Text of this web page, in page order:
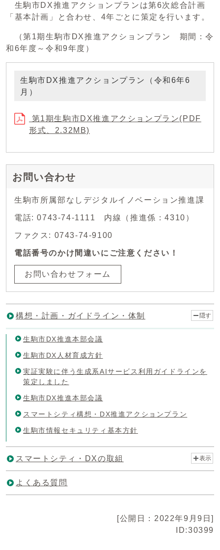
生駒市DX推進アクションプランは第6次総合計画
「基本計画」と合わせ、4年ごとに策定を行います。
（第1期生駒市DX推進アクションプラン 期間：令
和6年度～令和9年度）
生駒市DX推進アクションプラン（令和6年6
月）
第1期生駒市DX推進アクションプラン(PDF
形式、2.32MB)
お問い合わせ
生駒市所属部なしデジタルイノベーション推進課
電話: 0743-74-1111 内線（推進係：4310）
ファクス: 0743-74-9100
電話番号のかけ間違いにご注意ください！
お問い合わせフォーム
構想・計画・ガイドライン・体制 隠す
生駒市DX推進本部会議
生駒市DX人材育成方針
実証実験に伴う生成系AIサービス利用ガイドラインを
策定しました
生駒市DX推進本部会議
スマートシティ構想・DX推進アクションプラン
生駒市情報セキュリティ基本方針
スマートシティ・DXの取組 表示
よくある質問
[公開日：2022年9月9日]
ID:30399